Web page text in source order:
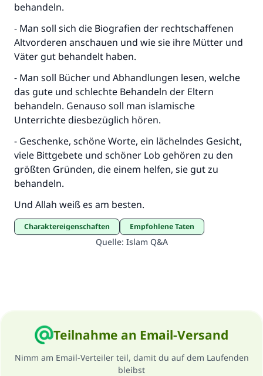
behandeln.
- Man soll sich die Biografien der rechtschaffenen
Altvorderen anschauen und wie sie ihre Mütter und
Väter gut behandelt haben.
- Man soll Bücher und Abhandlungen lesen, welche
das gute und schlechte Behandeln der Eltern
behandeln. Genauso soll man islamische
Unterrichte diesbezüglich hören.
- Geschenke, schöne Worte, ein lächelndes Gesicht,
viele Bittgebete und schöner Lob gehören zu den
größten Gründen, die einem helfen, sie gut zu
behandeln.
Und Allah weiß es am besten.
Charaktereigenschaften Empfohlene Taten
Quelle: Islam Q&A
Teilnahme an Email-Versand
Nimm am Email-Verteiler teil, damit du auf dem Laufenden
bleibst